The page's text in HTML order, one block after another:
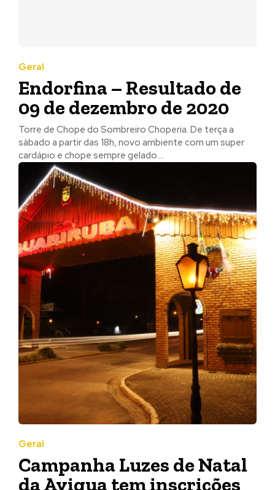
Geral
Endorfina – Resultado de
09 de dezembro de 2020
Torre de Chope do Sombreiro Choperia. De terça a
sábado a partir das 18h, novo ambiente com um super
cardápio e chope sempre gelado....
Geral
Campanha Luzes de Natal
da Avigua tem inscrições